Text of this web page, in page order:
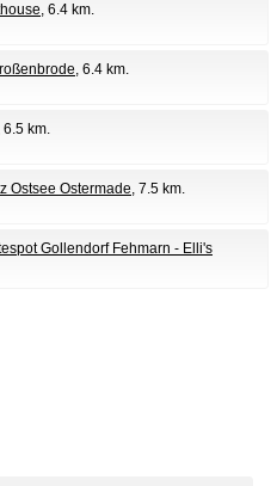
, 6.4 km.
, 6.4 km.
6.5 km.
Ostsee Ostermade, 7.5 km.
Gollendorf Fehmarn - Elli's